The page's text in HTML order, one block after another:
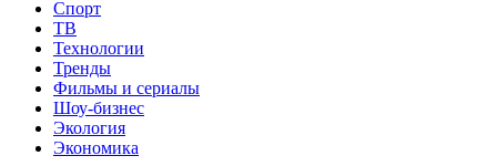
Спорт
ТВ
Технологии
Тренды
Фильмы и сериалы
Шоу-бизнес
Экология
Экономика